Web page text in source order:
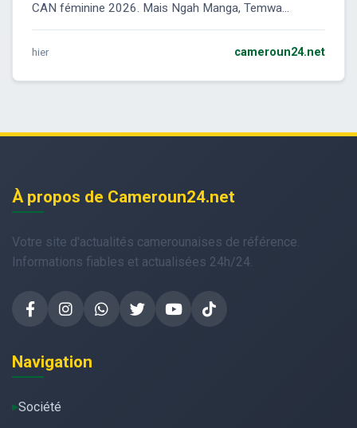
CAN féminine 2026. Mais Ngah Manga, Temwa...
hier cameroun24.net
À propos de Cameroun24.net
Votre site d'actualités camerounaises de référence.
Informations fiables et actualisées 24h/24.
Navigation
Société